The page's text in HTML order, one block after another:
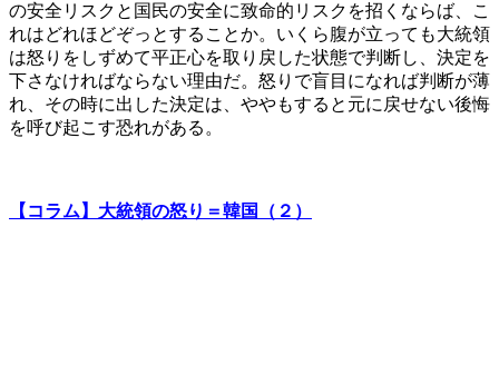
の安全リスクと国民の安全に致命的リスクを招くならば、こ
れはどれほどぞっとすることか。いくら腹が立っても大統領
は怒りをしずめて平正心を取り戻した状態で判断し、決定を
下さなければならない理由だ。怒りで盲目になれば判断が薄
れ、その時に出した決定は、ややもすると元に戻せない後悔
を呼び起こす恐れがある。
【コラム】大統領の怒り＝韓国（２）